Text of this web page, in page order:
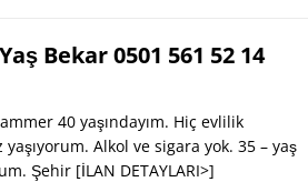
Bekar 0501 561 52 14
40 yaşındayım. Hiç evlilik
yaşıyorum. Alkol ve sigara yok. 35 – yaş
Şehir [İLAN DETAYLARI>]